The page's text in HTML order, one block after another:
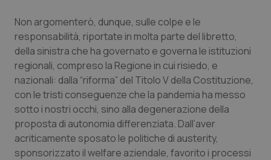
Sangue & coagulazione
Tiroide
Tumore al seno
Tumore ovarico
Tumori del Polmone & Testa Collo
Non argomenterò, dunque, sulle colpe e le
responsabilità, riportate in molta parte del libretto,
della sinistra che ha governato e governa le istituzioni
regionali, compreso la Regione in cui risiedo, e
nazionali: dalla “riforma” del Titolo V della Costituzione,
con le tristi conseguenze che la pandemia ha messo
sotto i nostri occhi, sino alla degenerazione della
proposta di autonomia differenziata. Dall’aver
acriticamente sposato le politiche di austerity,
sponsorizzato il welfare aziendale, favorito i processi